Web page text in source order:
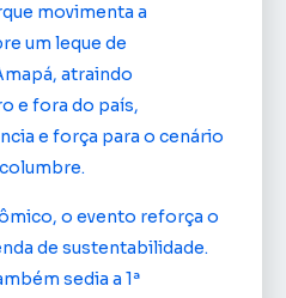
movimenta a
um leque de
atraindo
e fora do país,
e força para o cenário
o evento reforça o
de sustentabilidade.
sedia a 1ª